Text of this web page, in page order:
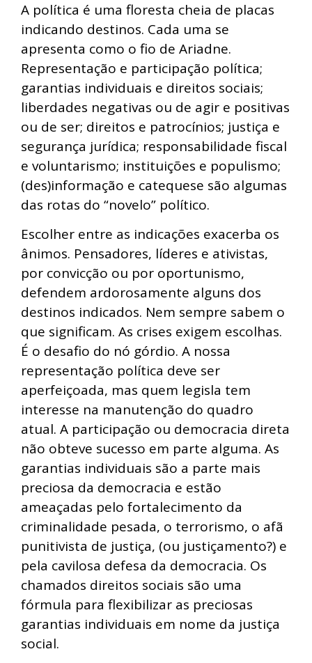
A política é uma floresta cheia de placas
indicando destinos. Cada uma se
apresenta como o fio de Ariadne.
Representação e participação política;
garantias individuais e direitos sociais;
liberdades negativas ou de agir e positivas
ou de ser; direitos e patrocínios; justiça e
segurança jurídica; responsabilidade fiscal
e voluntarismo; instituições e populismo;
(des)informação e catequese são algumas
das rotas do “novelo” político.
Escolher entre as indicações exacerba os
ânimos. Pensadores, líderes e ativistas,
por convicção ou por oportunismo,
defendem ardorosamente alguns dos
destinos indicados. Nem sempre sabem o
que significam. As crises exigem escolhas.
É o desafio do nó górdio. A nossa
representação política deve ser
aperfeiçoada, mas quem legisla tem
interesse na manutenção do quadro
atual. A participação ou democracia direta
não obteve sucesso em parte alguma. As
garantias individuais são a parte mais
preciosa da democracia e estão
ameaçadas pelo fortalecimento da
criminalidade pesada, o terrorismo, o afã
punitivista de justiça, (ou justiçamento?) e
pela cavilosa defesa da democracia. Os
chamados direitos sociais são uma
fórmula para flexibilizar as preciosas
garantias individuais em nome da justiça
social.